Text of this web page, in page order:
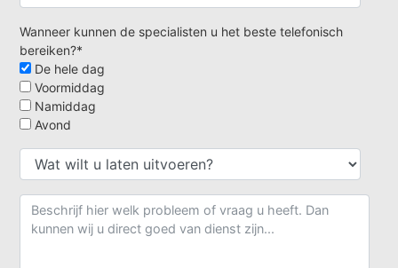
Wanneer kunnen de specialisten u het beste telefonisch
bereiken?*
De hele dag
Voormiddag
Namiddag
Avond